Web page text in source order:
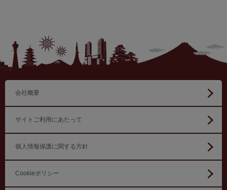
会社概要
サイトご利用にあたって
個人情報保護に関する方針
Cookieポリシー